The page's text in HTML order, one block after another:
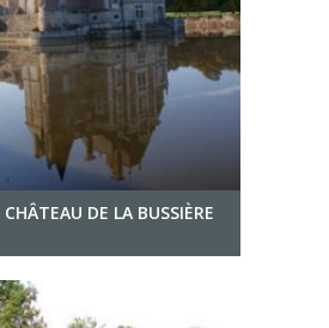
DE LA BUSSIÈRE